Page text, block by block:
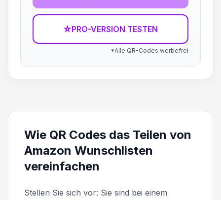
☆PRO-VERSION TESTEN
*Alle QR-Codes werbefrei
Wie QR Codes das Teilen von
Amazon Wunschlisten
vereinfachen
Stellen Sie sich vor: Sie sind bei einem